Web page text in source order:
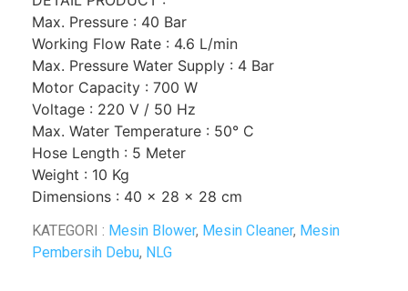
Max. Pressure : 40 Bar
Working Flow Rate : 4.6 L/min
Max. Pressure Water Supply : 4 Bar
Motor Capacity : 700 W
Voltage : 220 V / 50 Hz
Max. Water Temperature : 50° C
Hose Length : 5 Meter
Weight : 10 Kg
Dimensions : 40 x 28 x 28 cm
KATEGORI : Mesin Blower, Mesin Cleaner, Mesin
Pembersih Debu, NLG